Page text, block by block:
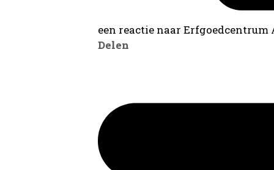
een reactie naar
Delen